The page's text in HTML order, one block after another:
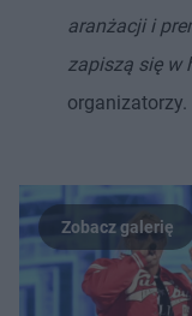
aranżacji i
zapiszą się w
organizatorzy.